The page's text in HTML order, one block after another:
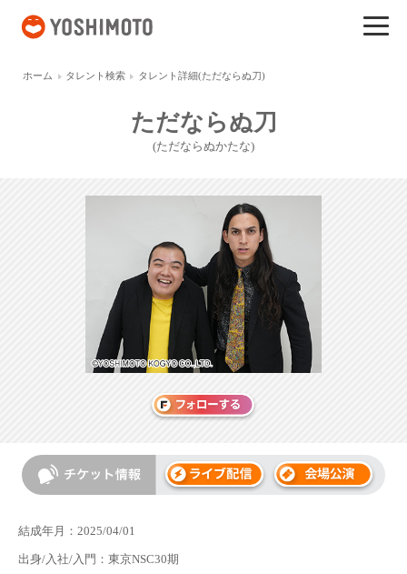
ホーム タレント検索 タレント詳細(ただならぬ刀)
ただならぬ刀
(ただならぬかたな)
結成年月：2025/04/01
出身/入社/入門：東京NSC30期